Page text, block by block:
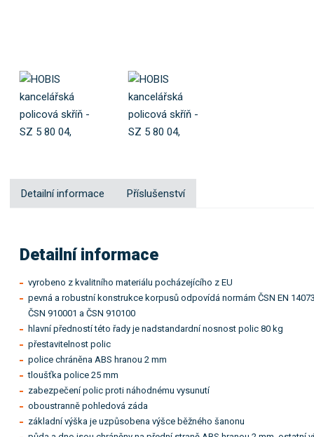
Detailní informace Příslušenství
Detailní informace
vyrobeno z kvalitního materiálu pocházejícího z EU
pevná a robustní konstrukce korpusů odpovídá normám ČSN EN
ČSN 910001 a ČSN 910100
hlavní předností této řady je nadstandardní nosnost polic 80 kg
přestavitelnost polic
police chráněna ABS hranou 2 mm
tloušťka police 25 mm
zabezpečení polic proti náhodnému vysunutí
oboustranně pohledová záda
základní výška je uzpůsobena výšce běžného šanonu